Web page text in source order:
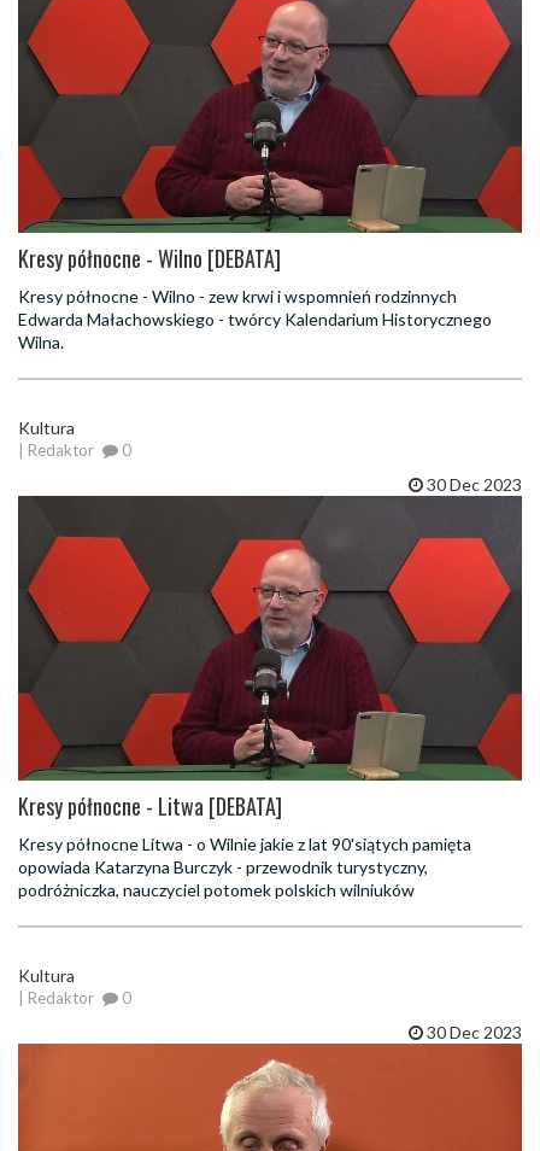
Kresy północne - Wilno [DEBATA]
Kresy północne - Wilno - zew krwi i wspomnień rodzinnych
Edwarda Małachowskiego - twórcy Kalendarium Historycznego
Wilna.
Kultura
| Redaktor 0
30 Dec 2023
Kresy północne - Litwa [DEBATA]
Kresy północne Litwa - o Wilnie jakie z lat 90'siątych pamięta
opowiada Katarzyna Burczyk - przewodnik turystyczny,
podróżniczka, nauczyciel potomek polskich wilniuków
Kultura
| Redaktor 0
30 Dec 2023